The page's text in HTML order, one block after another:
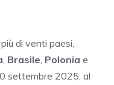
di venti paesi,
, Brasile, Polonia e
settembre 2025, al